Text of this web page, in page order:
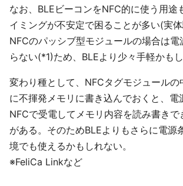
なお、BLEビーコンをNFC的に使う用途
イミングが不安定で困ることが多い(実体
NFCのパッシブ型モジュールの場合は電
らない(*1)ため、BLEより少々手軽かも
変わり種として、NFCタグモジュールの
に不揮発メモリに書き込んでおくと、電
NFCで受電してメモリ内容を読み書きで
がある。そのためBLEよりもさらに電源
境でも使えるかもしれない。
※FeliCa Linkなど